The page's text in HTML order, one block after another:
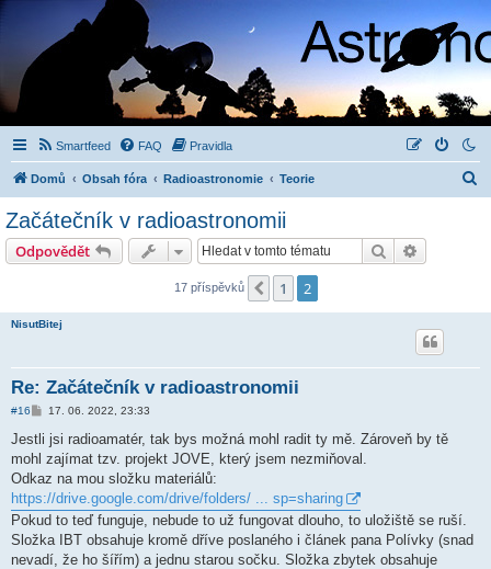
Smartfeed FAQ Pravidla
Domů Obsah fóra Radioastronomie Teorie
Začátečník v radioastronomii
Odpovědět Hledat
17 příspěvků Předchozí
1 2
NisutBitej
Re: Začátečník v radioastronomii
#16
P
í
s
p
ě
e
k
17. 06. 2022, 23:33
Jestli jsi radioamatér, tak bys možná mohl radit ty mě. Zároveň by tě
mohl zajímat tzv. projekt JOVE, který jsem nezmiňoval.
Odkaz na mou složku materiálů:
https://drive.google.com/drive/folders/ ... sp=sharing
Pokud to teď funguje, nebude to už fungovat dlouho, to uložiště se ruší.
Složka IBT obsahuje kromě dříve poslaného i článek pana Polívky (snad
nevadí, že ho šířím) a jednu starou sočku. Složka zbytek obsahuje